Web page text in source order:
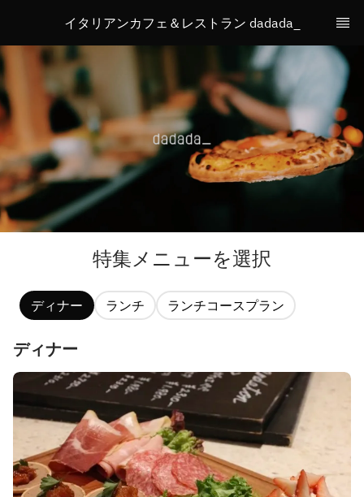
イタリアンカフェ＆レストラン dadada_
特集メニューを選択
ディナー ランチ ランチコースプラン
ディナー